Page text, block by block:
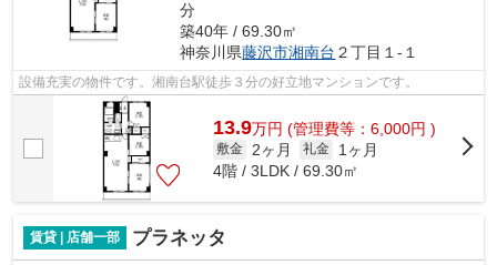
分
築40年 / 69.30㎡
神奈川県藤沢市湘南台 ２丁目１-１
設備充実の物件です。湘南台駅徒歩３分の好立地マンションです。
13.9万円 (管理費等：6,000円 )
敷金 2ヶ月 礼金
1ヶ月
4階 / 3LDK / 69.30㎡
賃貸 | 店舗一部 プラネッタ